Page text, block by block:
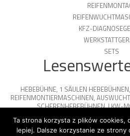
KFZ-
SETS
HEBEBÜHNE, 1 SÄULEN HEBEBÜHNEN,
REIFENMONTIERMASCHINEN,
SCHERENHEBEBÜHNEN,LKW-
Ta strona korzysta z plików cookies,
lepiej. Dalsze korzystanie ze strony